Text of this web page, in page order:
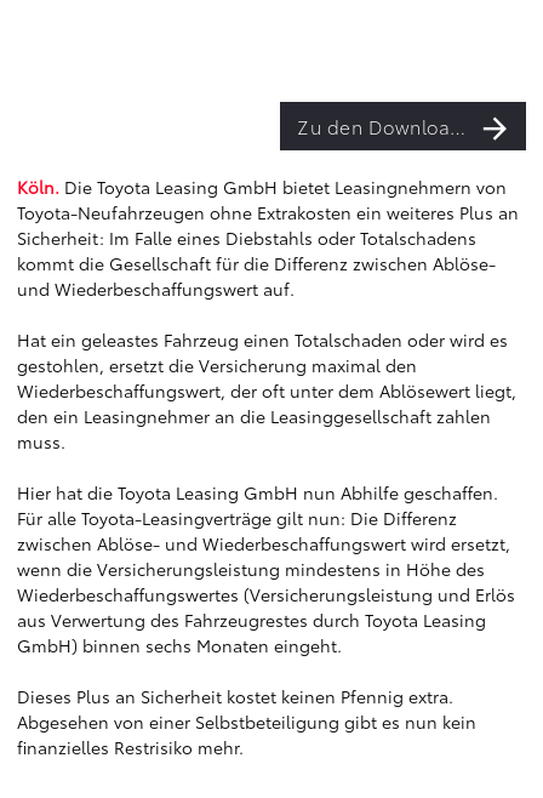
Zu den Downloads
Köln. Die Toyota Leasing GmbH bietet Leasingnehmern von
Toyota-Neufahrzeugen ohne Extrakosten ein weiteres Plus an
Sicherheit: Im Falle eines Diebstahls oder Totalschadens
kommt die Gesellschaft für die Differenz zwischen Ablöse-
und Wiederbeschaffungswert auf.
Hat ein geleastes Fahrzeug einen Totalschaden oder wird es
gestohlen, ersetzt die Versicherung maximal den
Wiederbeschaffungswert, der oft unter dem Ablösewert liegt,
den ein Leasingnehmer an die Leasinggesellschaft zahlen
muss.
Hier hat die Toyota Leasing GmbH nun Abhilfe geschaffen.
Für alle Toyota-Leasingverträge gilt nun: Die Differenz
zwischen Ablöse- und Wiederbeschaffungswert wird ersetzt,
wenn die Versicherungsleistung mindestens in Höhe des
Wiederbeschaffungswertes (Versicherungsleistung und Erlös
aus Verwertung des Fahrzeugrestes durch Toyota Leasing
GmbH) binnen sechs Monaten eingeht.
Dieses Plus an Sicherheit kostet keinen Pfennig extra.
Abgesehen von einer Selbstbeteiligung gibt es nun kein
finanzielles Restrisiko mehr.